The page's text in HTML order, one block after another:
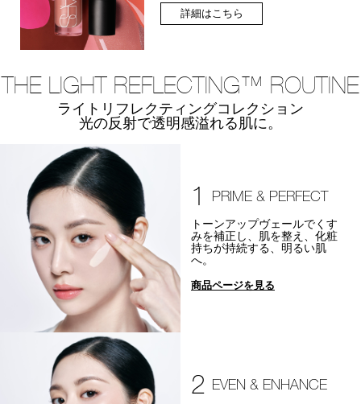
詳細はこちら
THE LIGHT REFLECTING™ ROUTINE
ライトリフレクティングコレクション
光の反射で透明感溢れる肌に。
1 PRIME & PERFECT
トーンアップヴェールでくす
みを補正し、肌を整え、化粧
持ちが持続する、明るい肌
へ。
商品ページを見る
2 EVEN & ENHANCE